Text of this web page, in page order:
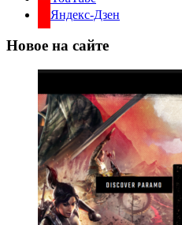
Яндекс-Дзен
Новое на сайте